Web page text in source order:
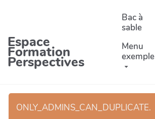
Espace
Formation
Perspectives
Bac à
sable
Menu
exemple
ONLY_ADMINS_CAN_DUPLICATE.